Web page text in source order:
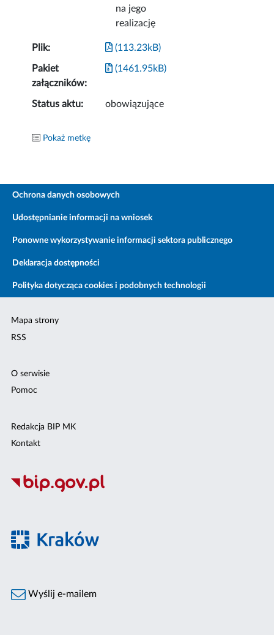
na jego
realizację
Plik: (113.23kB)
Pakiet
załączników:
(1461.95kB)
Status aktu: obowiązujące
Pokaż metkę
Ochrona danych osobowych
Udostępnianie informacji na wniosek
Ponowne wykorzystywanie informacji sektora publicznego
Deklaracja dostępności
Polityka dotycząca cookies i podobnych technologii
Mapa strony
RSS
O serwisie
Pomoc
Redakcja BIP MK
Kontakt
Wyślij e-mailem